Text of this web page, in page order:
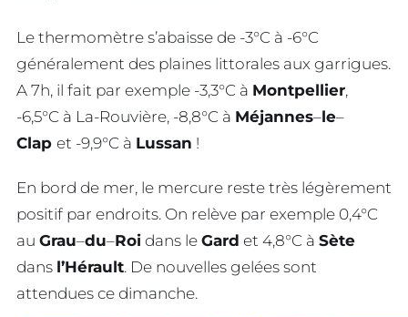
Le thermomètre s’abaisse de -3°C à -6°C
généralement des plaines littorales aux garrigues.
A 7h, il fait par exemple -3,3°C à Montpellier,
-6,5°C à La-Rouvière, -8,8°C à Méjannes–le–
Clap et -9,9°C à Lussan !
En bord de mer, le mercure reste très légèrement
positif par endroits. On relève par exemple 0,4°C
au Grau–du–Roi dans le Gard et 4,8°C à Sète
dans l’Hérault. De nouvelles gelées sont
attendues ce dimanche.